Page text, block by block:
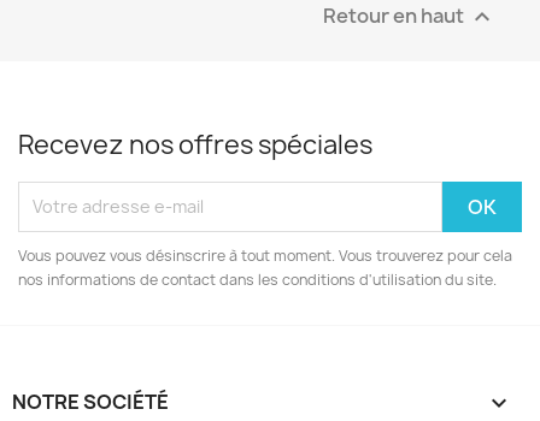
Retour en haut 
Recevez nos offres spéciales
Vous pouvez vous désinscrire à tout moment. Vous trouverez pour cela
nos informations de contact dans les conditions d'utilisation du site.
NOTRE SOCIÉTÉ 